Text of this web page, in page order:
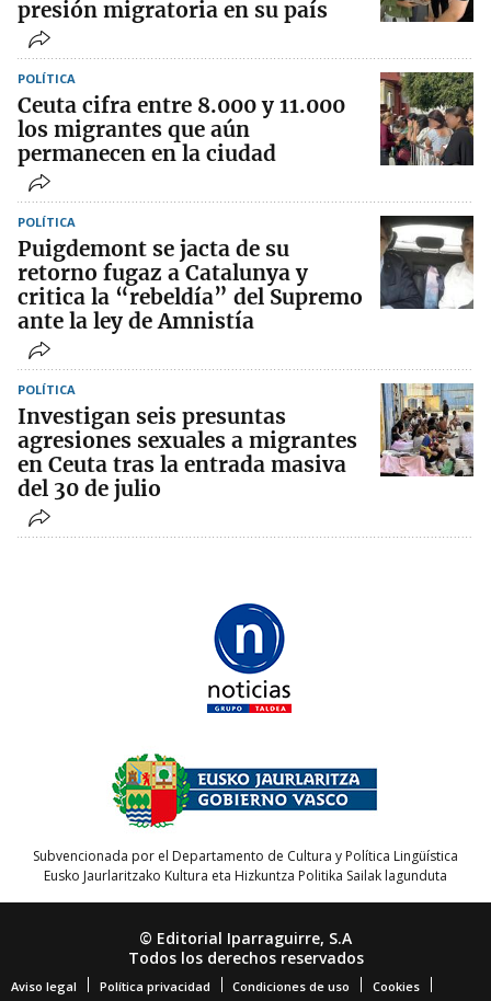
presión migratoria en su país
POLÍTICA
Ceuta cifra entre 8.000 y 11.000
los migrantes que aún
permanecen en la ciudad
POLÍTICA
Puigdemont se jacta de su
retorno fugaz a Catalunya y
critica la “rebeldía” del Supremo
ante la ley de Amnistía
POLÍTICA
Investigan seis presuntas
agresiones sexuales a migrantes
en Ceuta tras la entrada masiva
del 30 de julio
Subvencionada por el Departamento de Cultura y Política Lingüística
Eusko Jaurlaritzako Kultura eta Hizkuntza Politika Sailak lagunduta
© Editorial Iparraguirre, S.A
Todos los derechos reservados
Aviso legal Política privacidad Condiciones de uso Cookies